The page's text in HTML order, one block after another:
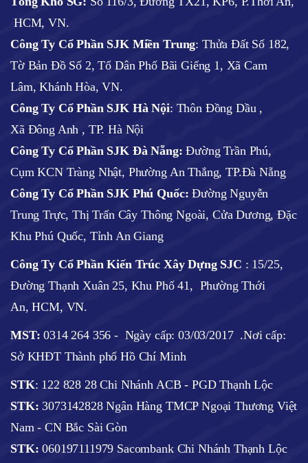
HCM, VN.
Công Ty Cổ Phần SJK Miền Trung: Thửa Đất Số 182,
Tờ Bản Đồ Số 2, Tổ Dân Phố Bãi Giếng 1, Xã Cam
Lâm, Khánh Hòa, VN.
Công Ty Cổ Phần SJK Hà Nội: Thôn Đồng Dầu ,
Xã Đông Anh , TP. Hà Nội
Công Ty Cổ Phần SJK Đà Nẵng: Đường Trần Phú,
Cụm KCN Tràng Nhật, Phường An Thắng, TP.Đà Nẵng
Công Ty Cổ Phần SJK Phú Quốc: Đường Nguyễn
Trung Trực, Thị Trấn Cây Thông Ngoài, Cửa Dương, Đặc
Khu Phú Quốc, Tỉnh An Giang
Công Ty Cổ Phần Kiến Trúc Xây Dựng SJC : 15/25,
Đường Thạnh Xuân 25, Khu Phố 41, Phường Thới
An, HCM, VN.
MST:0314 264 356 - Ngày cấp: 03/03/2017 .Nơi cấp:
Sở KHĐT Thành phố Hồ Chí Minh
STK: 122 828 28 Chi Nhánh ACB - PGD Thạnh Lộc
STK: 3073142828 Ngân Hàng TMCP Ngoại Thương Việt
Nam - CN Bắc Sài Gòn
STK:060197111979 Sacombank Chi Nhánh Thạnh Lộc